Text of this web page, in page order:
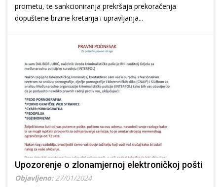
prometu, te sankcioniranja prekršaja prekoračenja
dopuštene brzine kretanja i upravljanja...
Upozorenje o zlonamjernoj elektroničkoj pošti
Objavljeno: 27/01/2024